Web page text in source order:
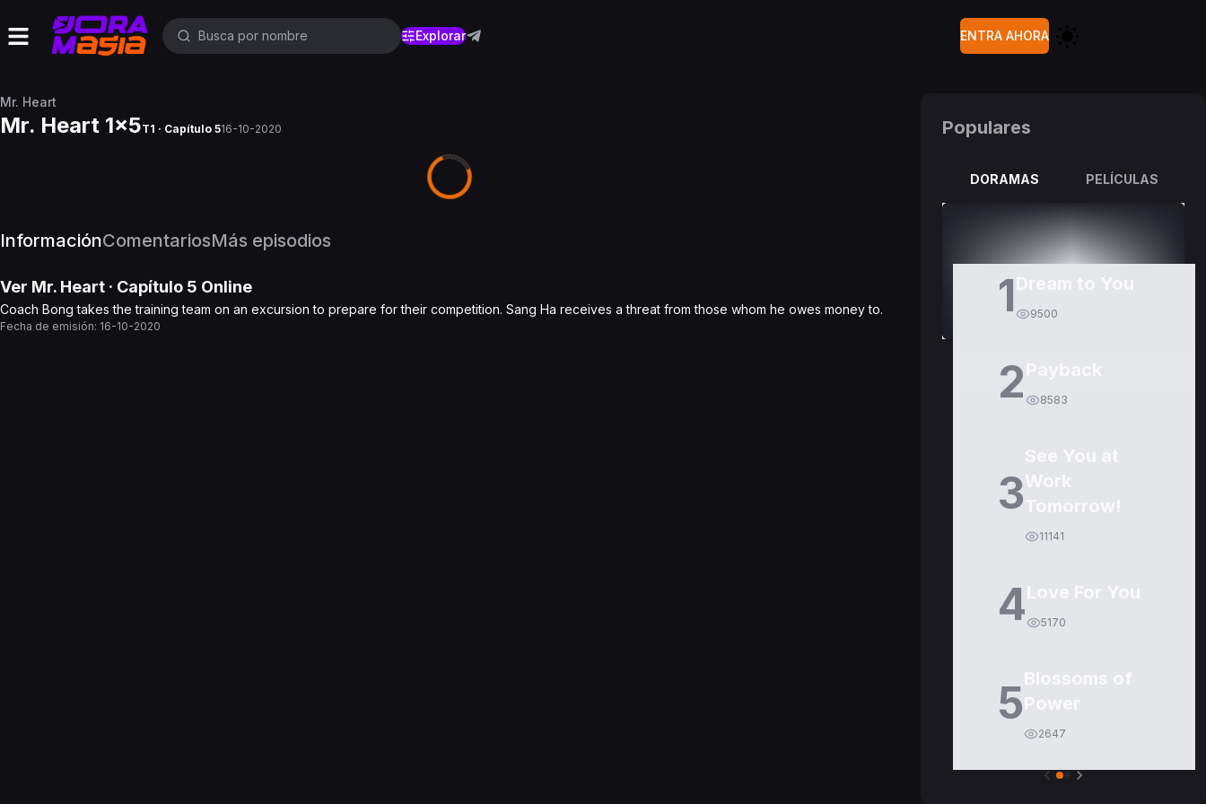
Explorar ENTRA AHORA
Mr. Heart
Mr. Heart 1x5T1 · Capítulo 516-10-2020
InformaciónComentariosMás episodios
Ver Mr. Heart · Capítulo 5 Online
Coach Bong takes the training team on an excursion to prepare for their competition. Sang Ha receives a threat from those whom he owes money to.
Fecha de emisión: 16-10-2020
Populares
DORAMAS PELÍCULAS
1 9500
2 8583
3
11141
4 5170
5
2647